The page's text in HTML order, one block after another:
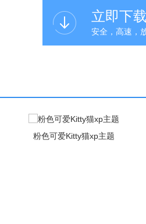
立即下
安全，高速，
粉色可爱Kitty猫xp主题